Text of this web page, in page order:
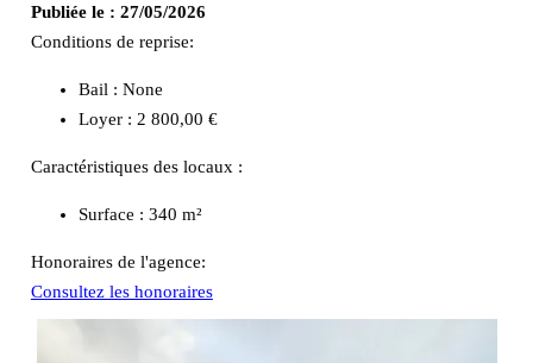
Publiée le : 27/05/2026
Conditions de reprise:
Bail : None
Loyer : 2 800,00 €
Caractéristiques des locaux :
Surface : 340 m²
Honoraires de l'agence:
Consultez les honoraires